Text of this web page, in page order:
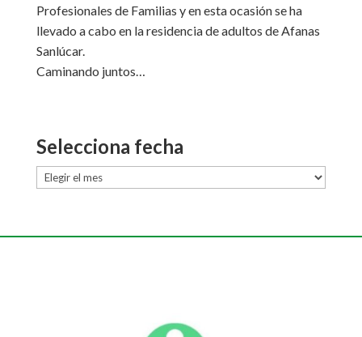
Profesionales de Familias y en esta ocasión se ha
llevado a cabo en la residencia de adultos de Afanas
Sanlúcar.
Caminando juntos…
Selecciona fecha
Selecciona